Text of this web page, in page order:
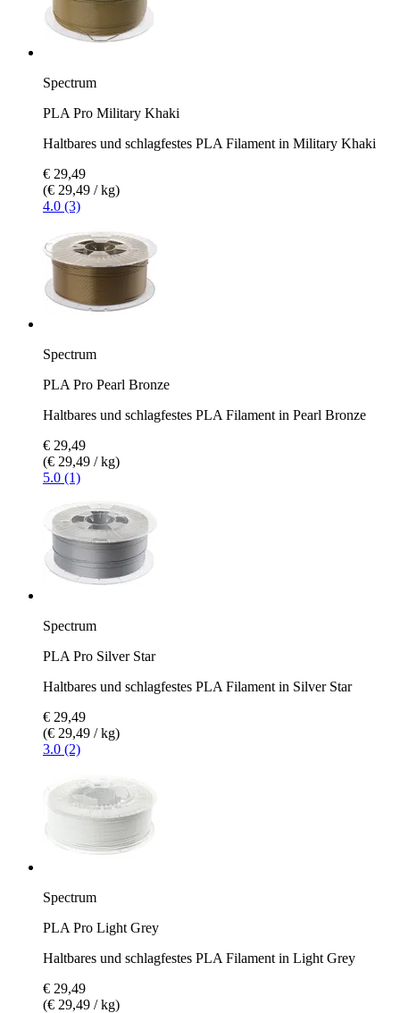
Spectrum
PLA Pro Military Khaki
Haltbares und schlagfestes PLA Filament in Military Khaki
€ 29,49
(€ 29,49 / kg)
4.0 (3)
Spectrum
PLA Pro Pearl Bronze
Haltbares und schlagfestes PLA Filament in Pearl Bronze
€ 29,49
(€ 29,49 / kg)
5.0 (1)
Spectrum
PLA Pro Silver Star
Haltbares und schlagfestes PLA Filament in Silver Star
€ 29,49
(€ 29,49 / kg)
3.0 (2)
Spectrum
PLA Pro Light Grey
Haltbares und schlagfestes PLA Filament in Light Grey
€ 29,49
(€ 29,49 / kg)